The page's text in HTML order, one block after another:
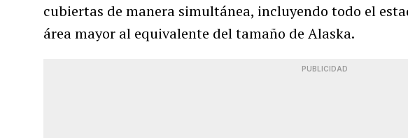
cubiertas de manera simultánea, incluyendo todo el
área mayor al equivalente del tamaño de Alaska.
PUBLICIDAD